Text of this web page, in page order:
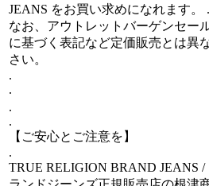
JEANS をお買い求めになれます。 .
なお、アウトレットバーゲンセー
に基づく表記など定価販売とは異
さい。
.
.
.
.
【ご安心とご注意を】
.
TRUE RELIGION BRAND JEANS